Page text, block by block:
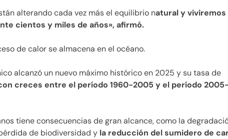
alterando cada vez más el equilibrio natural y viviremos
cientos y miles de años», afirmó.
de calor se almacena en el océano.
alcanzó un nuevo máximo histórico en 2025 y su tasa de
creces entre el período 1960-2005 y el período 2005-
tiene consecuencias de gran alcance, como la
de biodiversidad y la reducción del sumidero de